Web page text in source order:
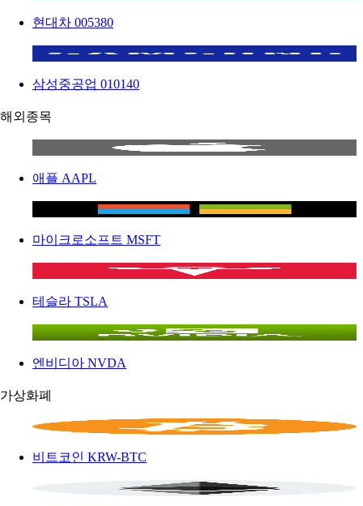
현대차 005380
삼성중공업 010140
해외종목
애플 AAPL
마이크로소프트 MSFT
테슬라 TSLA
엔비디아 NVDA
가상화폐
비트코인 KRW-BTC